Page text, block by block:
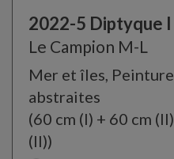
2022-5 Diptyque
Le Campion M-L
Mer et îles,
abstraites
(60 cm (I) + 60 cm
(II))